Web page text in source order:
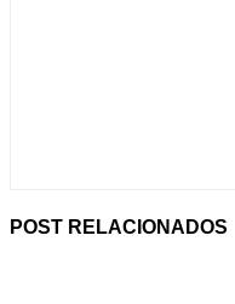
POST RELACIONADOS